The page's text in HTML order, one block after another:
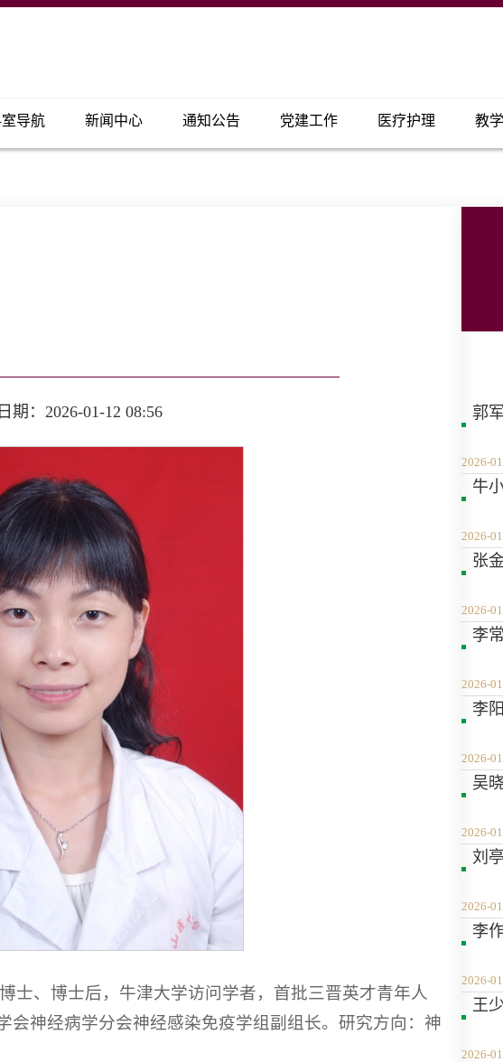
导航 新闻中心 通知公告 党建工作 医疗护理 教
：2026-01-12 08:56
士、博士后，牛津大学访问学者，首批三晋英才青年人
会神经病学分会神经感染免疫学组副组长。研究方向：神
郭
2026-
牛
2026-
张
2026-
李
2026-
李
2026-
吴
2026-
刘
2026-
李
2026-
王
2026-